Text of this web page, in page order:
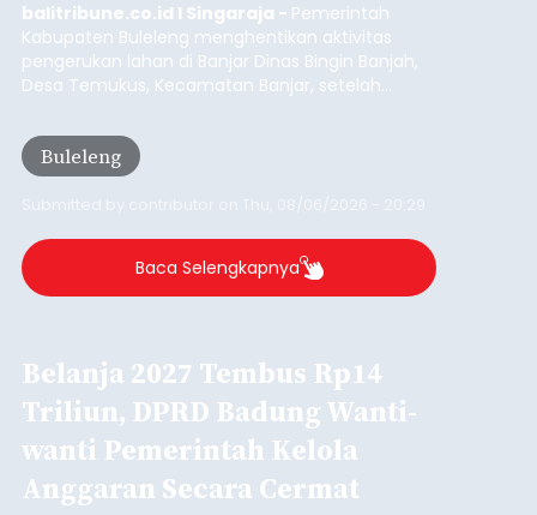
balitribune.co.id I Singaraja - Pemerintah
Kabupaten Buleleng menghentikan aktivitas
pengerukan lahan di Banjar Dinas Bingin Banjah,
Desa Temukus, Kecamatan Banjar, setelah
material yang tidak sesuai dengan peruntukan
kawasan.
Buleleng
Baca Selengkapnya
Belanja 2027 Tembus Rp14
Triliun, DPRD Badung Wanti-
wanti Pemerintah Kelola
Anggaran Secara Cermat